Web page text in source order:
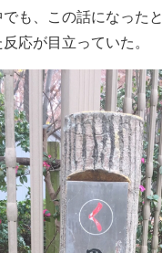
も、この話になった
応が目立っていた。